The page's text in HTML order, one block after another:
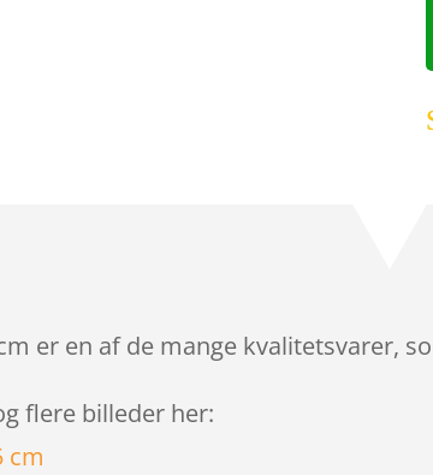
er en af de mange kvalitetsvarer,
flere billeder her: